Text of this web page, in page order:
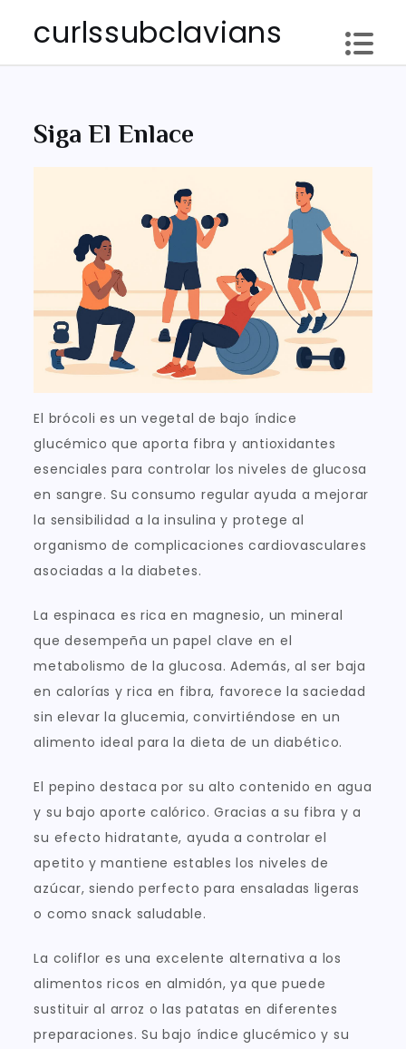
curlssubclavians
Siga El Enlace
El brócoli es un vegetal de bajo índice
glucémico que aporta fibra y antioxidantes
esenciales para controlar los niveles de glucosa
en sangre. Su consumo regular ayuda a mejorar
la sensibilidad a la insulina y protege al
organismo de complicaciones cardiovasculares
asociadas a la diabetes.
La espinaca es rica en magnesio, un mineral
que desempeña un papel clave en el
metabolismo de la glucosa. Además, al ser baja
en calorías y rica en fibra, favorece la saciedad
sin elevar la glucemia, convirtiéndose en un
alimento ideal para la dieta de un diabético.
El pepino destaca por su alto contenido en agua
y su bajo aporte calórico. Gracias a su fibra y a
su efecto hidratante, ayuda a controlar el
apetito y mantiene estables los niveles de
azúcar, siendo perfecto para ensaladas ligeras
o como snack saludable.
La coliflor es una excelente alternativa a los
alimentos ricos en almidón, ya que puede
sustituir al arroz o las patatas en diferentes
preparaciones. Su bajo índice glucémico y su